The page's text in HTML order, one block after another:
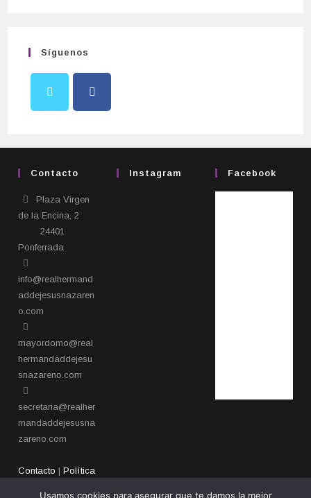
Síguenos
Contacto
Plaza Virgen
de la Encina, 2
24401
Ponferrada​
info@realhermand
addejesusnazaren
o.com
mayordomo@real
hermandaddejesu
snazareno.com
secretaria@realher
mandaddejesusna
zareno.com
Contacto |Política
Instagram Facebook
Usamos cookies para asegurar que te damos la mejor